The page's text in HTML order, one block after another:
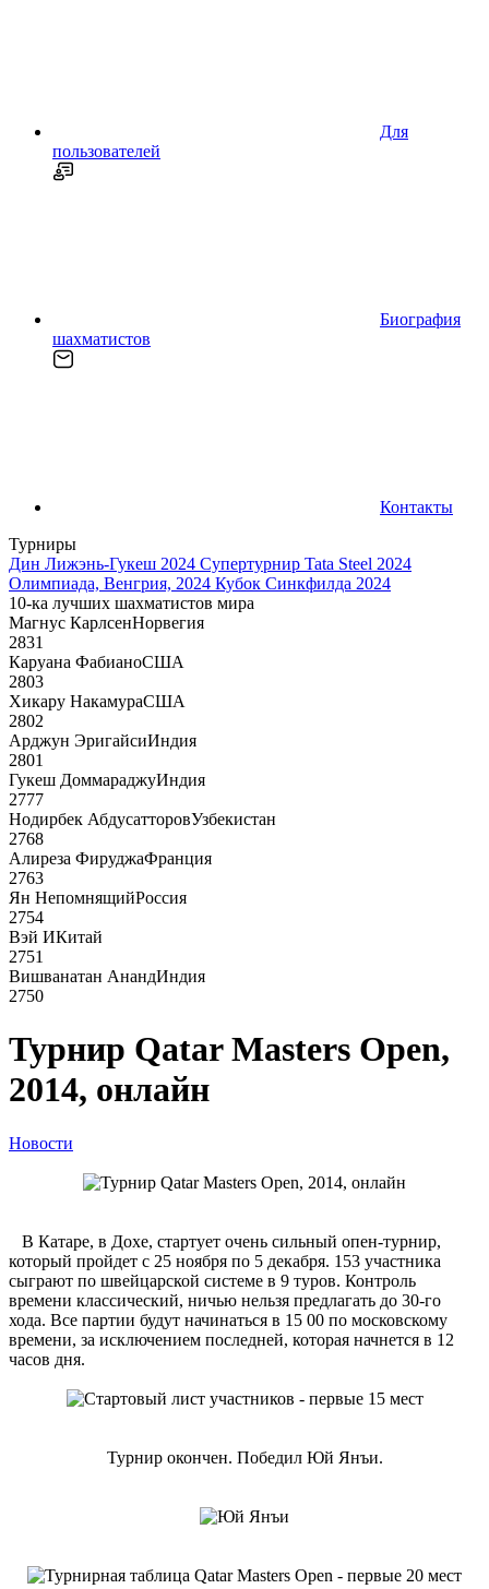
Для
пользователей
Биография
шахматистов
Контакты
Турниры
Дин Лижэнь-Гукеш 2024 Супертурнир Tata Steel 2024
Олимпиада, Венгрия, 2024 Кубок Синкфилда 2024
10-ка лучших шахматистов мира
Магнус КарлсенНорвегия
2831
Каруана ФабианоСША
2803
Хикару НакамураСША
2802
Арджун ЭригайсиИндия
2801
Гукеш ДоммараджуИндия
2777
Нодирбек АбдусатторовУзбекистан
2768
Алиреза ФируджаФранция
2763
Ян НепомнящийРоссия
2754
Вэй ИКитай
2751
Вишванатан АнандИндия
2750
Турнир Qatar Masters Open,
2014, онлайн
Новости
В Катаре, в Дохе, стартует очень сильный опен-турнир,
который пройдет с 25 ноября по 5 декабря. 153 участника
сыграют по швейцарской системе в 9 туров. Контроль
времени классический, ничью нельзя предлагать до 30-го
хода. Все партии будут начинаться в 15 00 по московскому
времени, за исключением последней, которая начнется в 12
часов дня.
Турнир окончен. Победил Юй Янъи.